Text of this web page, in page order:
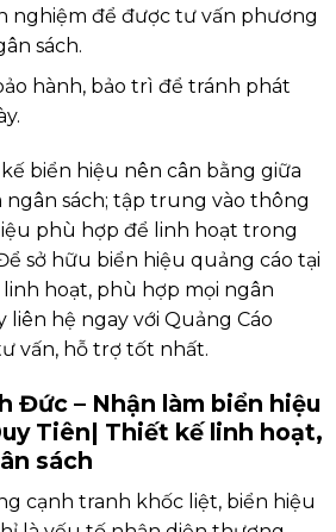
nghiệm để được tư vấn phương
sách.
hành, bảo trì để tránh phát
biển hiệu nên cân bằng giữa
ngân sách; tập trung vào thông
phù hợp để linh hoạt trong
sở hữu biển hiệu quảng cáo tại
linh hoạt, phù hợp mọi ngân
liên hệ ngay với Quảng Cáo
vấn, hỗ trợ tốt nhất.
Đức – Nhận làm biển hiệu
Tiên| Thiết kế linh hoạt,
sách
cạnh tranh khốc liệt, biển hiệu